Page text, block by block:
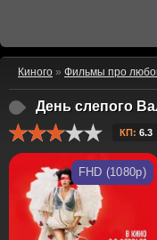
Киного » Фильмы про
День слепого
КП: 6.3
FHD (1080p)